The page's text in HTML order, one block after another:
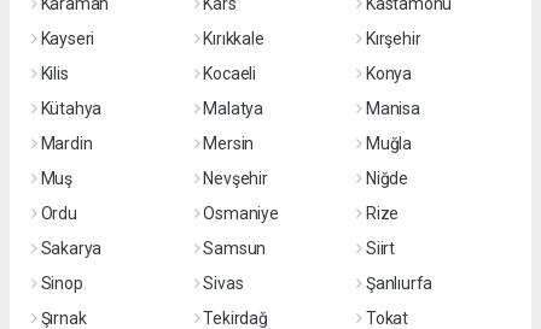
Kayseri
Kırıkkale
Kırşehir
Kilis
Kocaeli
Konya
Kütahya
Malatya
Manisa
Mardin
Mersin
Muğla
Muş
Nevşehir
Niğde
Ordu
Osmaniye
Rize
Sakarya
Samsun
Siirt
Sinop
Sivas
Şanlıurfa
Şırnak
Tekirdağ
Tokat